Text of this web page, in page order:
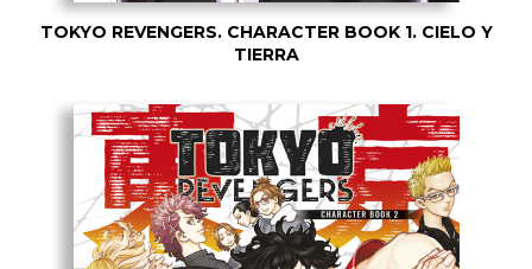
TOKYO REVENGERS. CHARACTER BOOK 1. CIELO Y
TIERRA